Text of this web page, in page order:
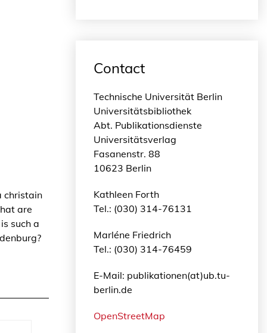
christain
are
such a
Contact
Technische Universität Berlin
Universitätsbibliothek
Abt. Publikationsdienste
Universitätsverlag
Fasanenstr. 88
10623 Berlin
Kathleen Forth
Tel.: (030) 314-76131
Marléne Friedrich
Tel.: (030) 314-76459
E-Mail: publikationen(at)ub.tu-
berlin.de
OpenStreetMap